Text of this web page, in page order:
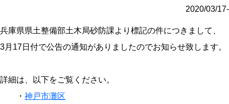
2020/03/17-
兵庫県県土整備部土木局砂防課より標記の件につきまして、
3月17日付で公告の通知がありましたのでお知らせ致します。
詳細は、以下をご覧ください。
・ 神戸市灘区